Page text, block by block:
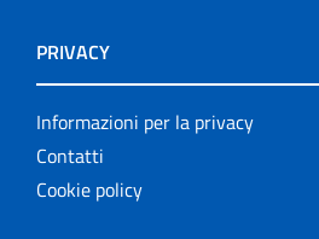
PRIVACY
Informazioni per la privacy
Contatti
Cookie policy